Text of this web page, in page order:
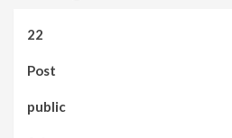
22
Post
public